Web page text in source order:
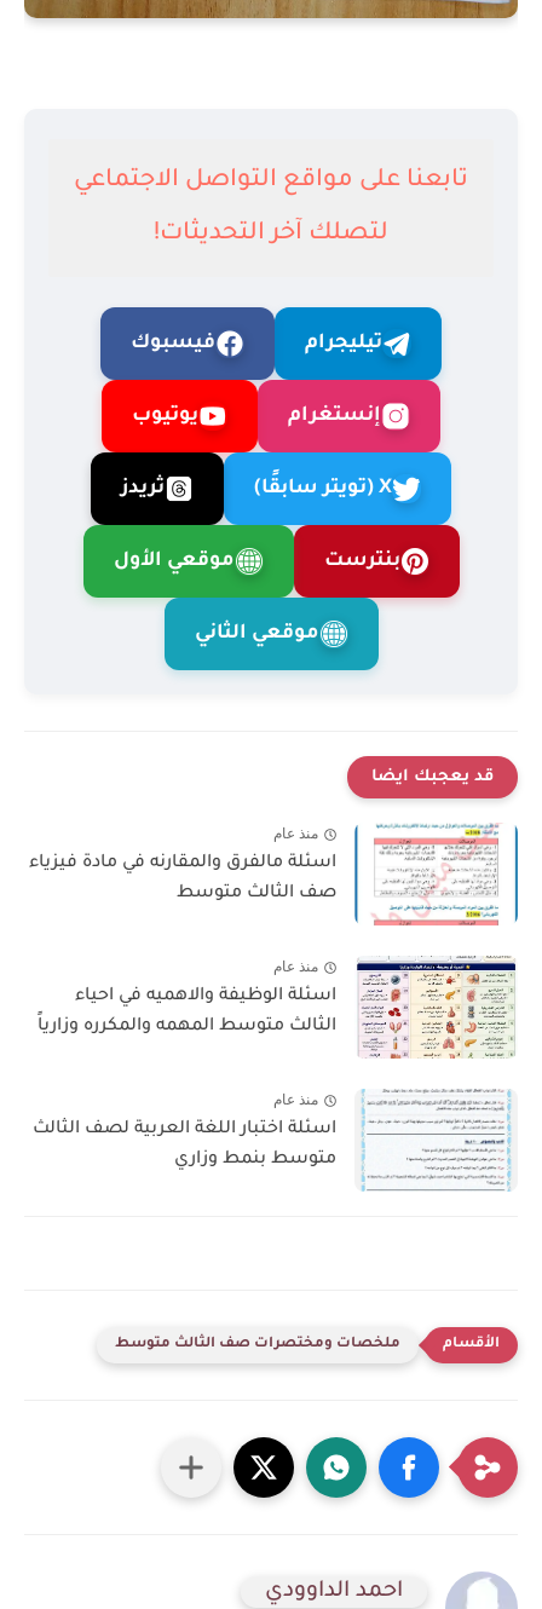
تابعنا على مواقع التواصل الاجتماعي
لتصلك آخر التحديثات!
تيليجرام فيسبوك
إنستغرام يوتيوب
X (تويتر سابقًا) ثريدز
بنترست موقعي الأول
موقعي الثاني
قد يعجبك ايضا
منذ عام
اسئلة مالفرق والمقارنه في مادة فيزياء
صف الثالث متوسط
منذ عام
اسئلة الوظيفة والاهميه في احياء
الثالث متوسط المهمه والمكرره وزارياً
منذ عام
اسئلة اختبار اللغة العربية لصف الثالث
متوسط بنمط وزاري
ملخصات ومختصرات صف الثالث متوسط
احمد الداوودي